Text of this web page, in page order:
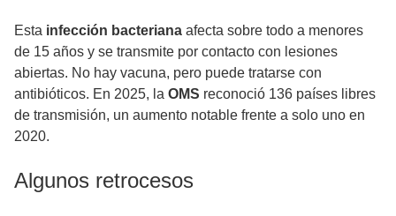
Esta infección bacteriana afecta sobre todo a menores
de 15 años y se transmite por contacto con lesiones
abiertas. No hay vacuna, pero puede tratarse con
antibióticos. En 2025, la OMS reconoció 136 países libres
de transmisión, un aumento notable frente a solo uno en
2020.
Algunos retrocesos